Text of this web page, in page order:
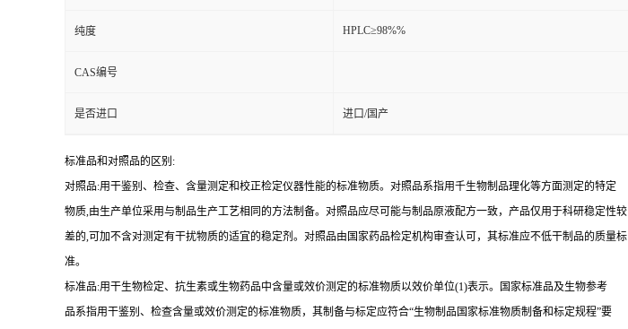
纯度 HPLC≥98%%
CAS编号
是否进口 进口/国产
标准品和对照品的区别:
对照品:用干鉴别、检查、含量测定和校正检定仪器性能的标准物质。对照品系指用千生物制品理化等方面测定的特定
物质,由生产单位采用与制品生产工艺相同的方法制备。对照品应尽可能与制品原液配方一致，产品仅用于科研稳定性较
差的,可加不含对测定有干扰物质的适宜的稳定剂。对照品由国家药品检定机构审查认可，其标准应不低干制品的质量标
准。
标准品:用干生物检定、抗生素或生物药品中含量或效价测定的标准物质以效价单位(1)表示。国家标准品及生物参考
品系指用干鉴别、检查含量或效价测定的标准物质，其制备与标定应符合“生物制品国家标准物质制备和标定规程”要